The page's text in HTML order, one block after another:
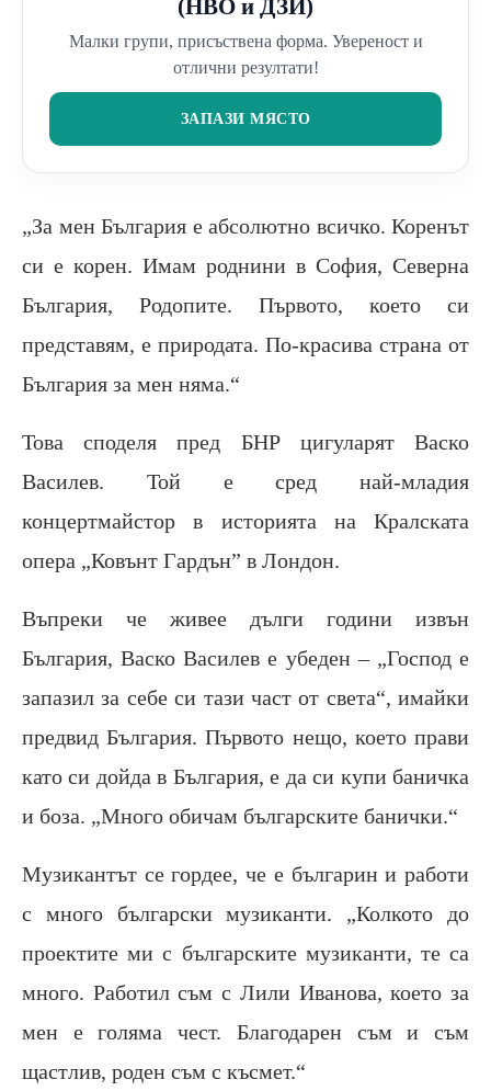
(НВО и ДЗИ)
Малки групи, присъствена форма. Увереност и
отлични резултати!
ЗАПАЗИ МЯСТО
„За мен България е абсолютно всичко. Коренът
си е корен. Имам роднини в София, Северна
България, Родопите. Първото, което си
представям, е природата. По-красива страна от
България за мен няма.“
Това споделя пред БНР цигуларят Васко
Василев. Той е сред най-младия
концертмайстор в историята на Кралската
опера „Ковънт Гардън” в Лондон.
Въпреки че живее дълги години извън
България, Васко Василев е убеден – „Господ е
запазил за себе си тази част от света“, имайки
предвид България. Първото нещо, което прави
като си дойда в България, е да си купи баничка
и боза. „Много обичам българските банички.“
Музикантът се гордее, че е българин и работи
с много български музиканти. „Колкото до
проектите ми с българските музиканти, те са
много. Работил съм с Лили Иванова, което за
мен е голяма чест. Благодарен съм и съм
щастлив, роден съм с късмет.“